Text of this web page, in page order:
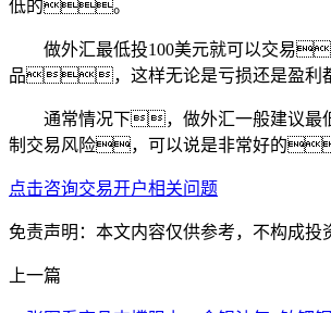
低的。
做外汇最低投100美元就可以交易
品，这样无论是亏损还是盈利
通常情况下，做外汇一般建议
制交易风险，可以说是非常好的
点击咨询交易开户相关问题
免责声明：本文内容仅供参考，不构成投
上一篇